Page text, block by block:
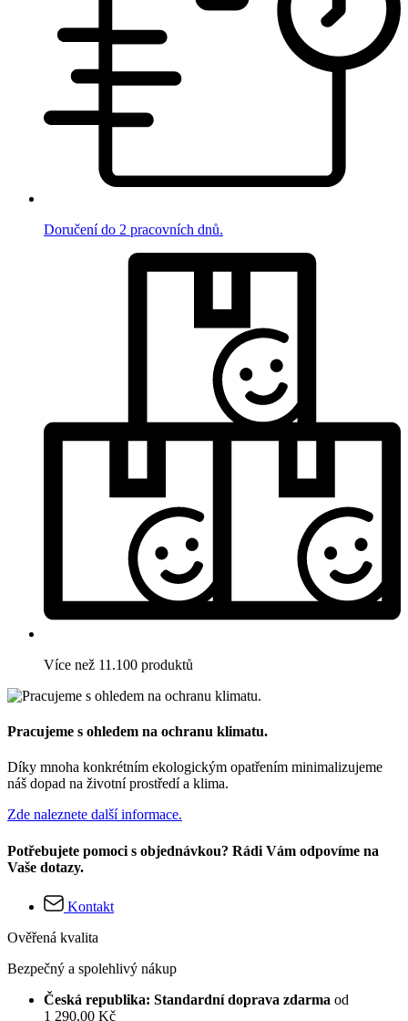
Doručení do 2 pracovních dnů.
Více než 11.100 produktů
Pracujeme s ohledem na ochranu klimatu.
Díky mnoha konkrétním ekologickým opatřením minimalizujeme
náš dopad na životní prostředí a klima.
Zde naleznete další informace.
Potřebujete pomoci s objednávkou? Rádi Vám odpovíme na
Vaše dotazy.
Kontakt
Ověřená kvalita
Bezpečný a spolehlivý nákup
Česká republika: Standardní doprava zdarma od
1 290,00 Kč